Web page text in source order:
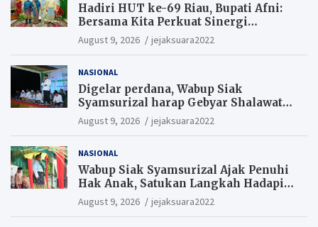
Hadiri HUT ke-69 Riau, Bupati Afni:
Bersama Kita Perkuat Sinergi
Pembangunan
August 9, 2026 jejaksuara2022
NASIONAL
Digelar perdana, Wabup Siak
Syamsurizal harap Gebyar Shalawat
bisa meningkatkan nilai keagamaan
ditengah-tengah masyarakat.
August 9, 2026 jejaksuara2022
NASIONAL
Wabup Siak Syamsurizal Ajak Penuhi
Hak Anak, Satukan Langkah Hadapi
Tantangan Daerah
August 9, 2026 jejaksuara2022